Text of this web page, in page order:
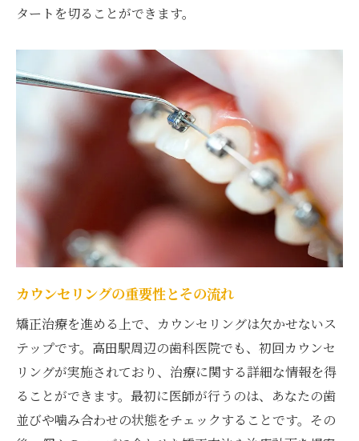
オーダーメイド治療の流れとその効果
患者ごとの成功事例とその秘訣
オーダーメイドがもたらす安心感
歯並びを整える高田駅の専門医が語る成功の秘
専門医が推奨する矯正治療のステップ
矯正治療を成功に導くための心構え
治療中に気をつけるべき口腔ケア
高田駅の専門医が語る最新矯正技術の魅力
患者とのコミュニケーションが重要な理由
高田駅周辺の歯並び矯正で理想の笑顔を実現す
る
理想の笑顔を叶えるための治療法
治療後のアフターケアとメンテナンス
タートを切ることができます。
カウンセリングの重要性とその流れ
矯正治療を進める上で、カウンセリングは欠かせないス
テップです。高田駅周辺の歯科医院でも、初回カウンセ
リングが実施されており、治療に関する詳細な情報を得
ることができます。最初に医師が行うのは、あなたの歯
並びや噛み合わせの状態をチェックすることです。その